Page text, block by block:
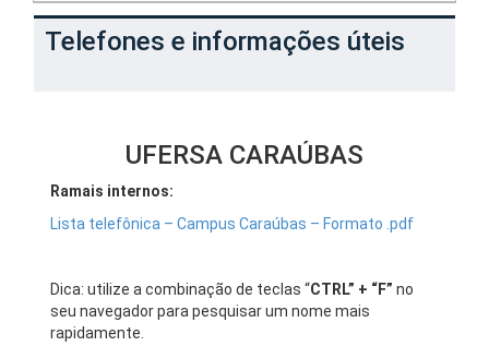
Telefones e informações úteis
UFERSA CARAÚBAS
Ramais internos:
Lista telefônica – Campus Caraúbas – Formato .pdf
Dica: utilize a combinação de teclas “CTRL” + “F” no
seu navegador para pesquisar um nome mais
rapidamente.